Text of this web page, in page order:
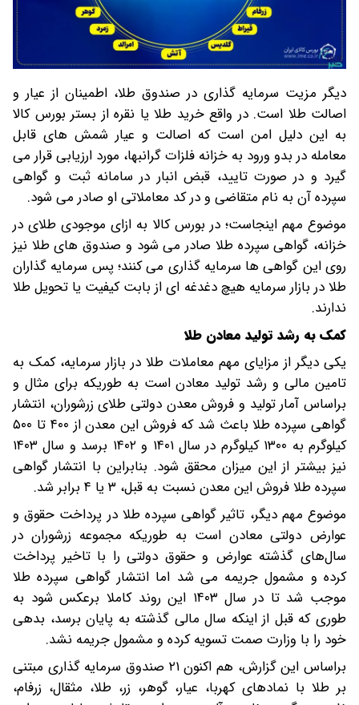
دیگر مزیت سرمایه گذاری در صندوق طلا، اطمینان از عیار و
اصالت طلا است. در واقع خرید طلا یا نقره از بستر بورس کالا
به این دلیل امن است که اصالت و عیار شمش های قابل
معامله در بدو ورود به خزانه فلزات گرانبها، مورد ارزیابی قرار می
گیرد و در صورت تایید، قبض انبار در سامانه ثبت و گواهی
سپرده آن به نام متقاضی و در کد معاملاتی او صادر می شود.
موضوع مهم اینجاست؛ در بورس کالا به ازای موجودی طلای در
خزانه، گواهی سپرده طلا صادر می شود و صندوق های طلا نیز
روی این گواهی ها سرمایه گذاری می کنند؛ پس سرمایه گذاران
طلا در بازار سرمایه هیچ دغدغه ای از بابت کیفیت یا تحویل طلا
ندارند.
کمک به رشد تولید معادن طلا
یکی دیگر از مزایای مهم معاملات طلا در بازار سرمایه، کمک به
تامین مالی و رشد تولید معادن است به طوریکه برای مثال و
براساس آمار تولید و فروش معدن دولتی طلای زرشوران، انتشار
گواهی سپرده طلا باعث شد که فروش این معدن از ۴۰۰ تا ۵۰۰
کیلوگرم به ۱۳۰۰ کیلوگرم در سال ۱۴۰۱ و ۱۴۰۲ برسد و سال ۱۴۰۳
نیز بیشتر از این میزان محقق شود. بنابراین با انتشار گواهی
سپرده طلا فروش این معدن نسبت به قبل، ۳ یا ۴ برابر شد.
موضوع مهم دیگر، تاثیر گواهی سپرده طلا در پرداخت حقوق و
عوارض دولتی معادن است به طوریکه مجموعه زرشوران در
سال‌های گذشته عوارض و حقوق دولتی را با تاخیر پرداخت
کرده و مشمول جریمه می شد اما انتشار گواهی سپرده طلا
موجب شد تا در سال ۱۴۰۳ این روند کاملا برعکس شود به
طوری که قبل از اینکه سال مالی گذشته به پایان برسد، بدهی
خود را با وزارت صمت تسویه کرده و مشمول جریمه نشد.
براساس این گزارش، هم اکنون ۲۱ صندوق سرمایه گذاری مبتنی
بر طلا با نمادهای کهربا، عیار، گوهر، زر، طلا، مثقال، زرفام،